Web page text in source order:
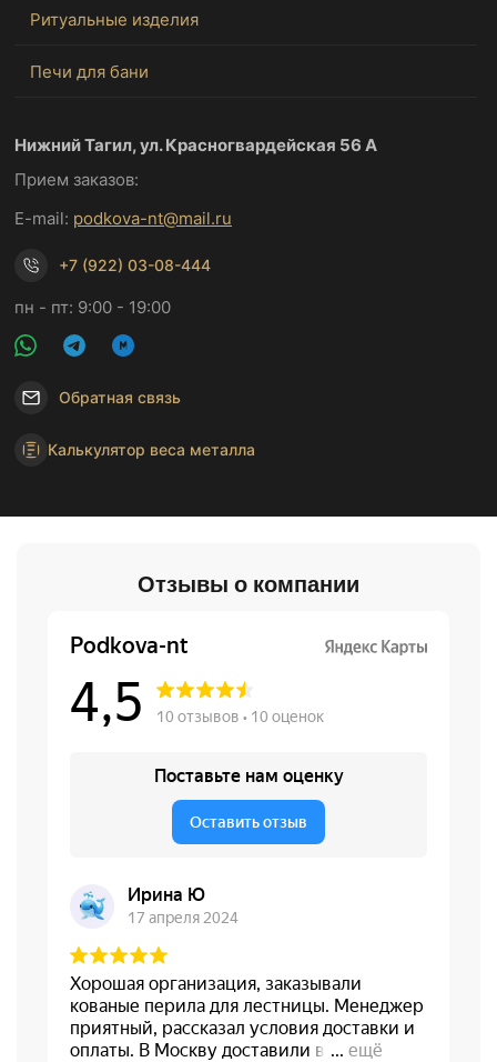
Ритуальные изделия
Печи для бани
Нижний Тагил, ул. Красногвардейская 56 А
Прием заказов:
E-mail: podkova-nt@mail.ru
+7 (922) 03-08-444
пн - пт: 9:00 - 19:00
Обратная связь
Калькулятор веса металла
Отзывы о компании